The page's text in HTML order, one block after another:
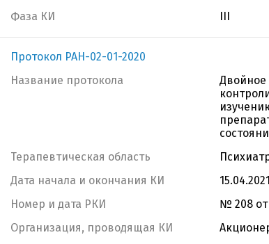
Фаза КИ
III
Протокол РАН-02-01-2020
Название протокола
Двойное
Терапевтическая область
Дата начала и окончания КИ
Номер и дата РКИ
№ 208 от
Организация, проводящая КИ